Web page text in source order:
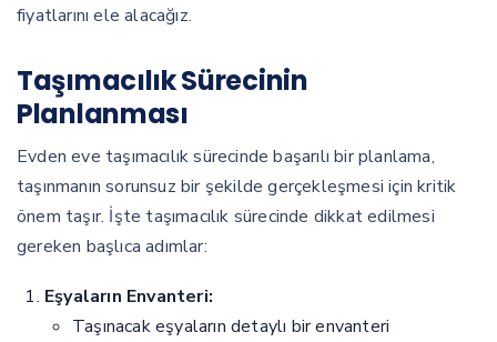
fiyatlarını ele alacağız.
Taşımacılık Sürecinin
Planlanması
Evden eve taşımacılık sürecinde başarılı bir planlama,
taşınmanın sorunsuz bir şekilde gerçekleşmesi için kritik
önem taşır. İşte taşımacılık sürecinde dikkat edilmesi
gereken başlıca adımlar:
Eşyaların Envanteri:
Taşınacak eşyaların detaylı bir envanteri